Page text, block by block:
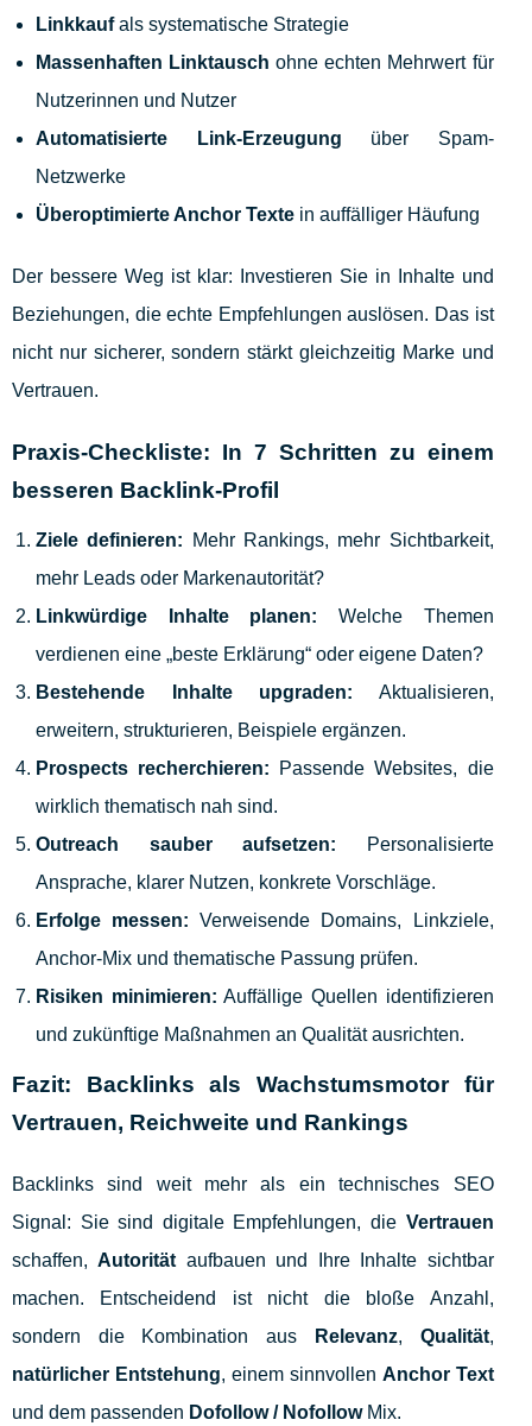
Linkkaufals systematische Strategie
Massenhaften Linktausch ohne echten Mehrwert für
Nutzerinnen und Nutzer
Automatisierte Link-Erzeugung über Spam-
Netzwerke
Überoptimierte Anchor Texte in auffälliger Häufung
Der bessere Weg ist klar: Investieren Sie in Inhalte und
Beziehungen, die echte Empfehlungen auslösen. Das ist
nicht nur sicherer, sondern stärkt gleichzeitig Marke und
Vertrauen.
Praxis-Checkliste: In 7 Schritten zu einem
besseren Backlink-Profil
Ziele definieren: Mehr Rankings, mehr Sichtbarkeit,
mehr Leads oder Markenautorität?
Linkwürdige Inhalte planen: Welche Themen
verdienen eine „beste Erklärung“ oder eigene Daten?
Bestehende Inhalte upgraden: Aktualisieren,
erweitern, strukturieren, Beispiele ergänzen.
Prospects recherchieren: Passende Websites, die
wirklich thematisch nah sind.
Outreach sauber aufsetzen: Personalisierte
Ansprache, klarer Nutzen, konkrete Vorschläge.
Erfolge messen: Verweisende Domains, Linkziele,
Anchor-Mix und thematische Passung prüfen.
Risiken minimieren: Auffällige Quellen identifizieren
und zukünftige Maßnahmen an Qualität ausrichten.
Fazit: Backlinks als Wachstumsmotor für
Vertrauen, Reichweite und Rankings
Backlinks sind weit mehr als ein technisches SEO
Signal: Sie sind digitale Empfehlungen, die Vertrauen
schaffen,Autorität aufbauen und Ihre Inhalte sichtbar
machen. Entscheidend ist nicht die bloße Anzahl,
sondern die Kombination aus
Relevanz, Qualität,
natürlicher Entstehung, einem sinnvollen Anchor Text
und dem passenden Dofollow / NofollowMix.